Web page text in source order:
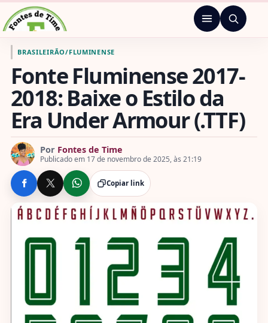
Pular para o conteúdo
Ir para a página inicial de Fontes de Time
Menu
BRASILEIRÃO/FLUMINENSE
Fonte Fluminense 2017-
2018: Baixe o Estilo da
Era Under Armour (.TTF)
Por Fontes de Time
Publicado em 17 de novembro de 2025, às 21:19
COMPARTILHE Copiar link